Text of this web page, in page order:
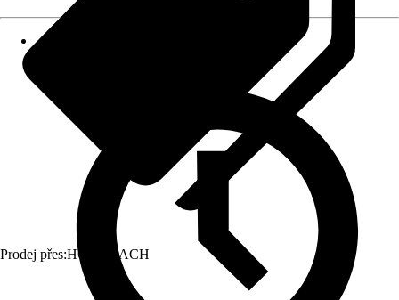
Prodej přes:HORNBACH